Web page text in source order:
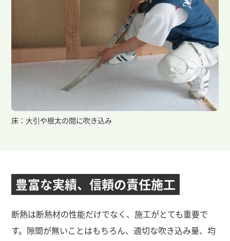
床：大引や根太の間に吹き込み
豊富な実績、信頼の責任施工
断熱は断熱材の性能だけでなく、施工がとても重要で
す。隙間が無いことはもちろん、適切な吹き込み量、均